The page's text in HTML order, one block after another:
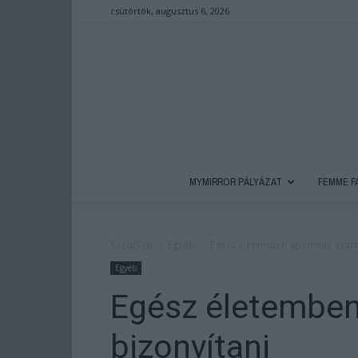
csütörtök, augusztus 6, 2026
MYMIRROR PÁLYÁZAT FEMME
Egyéb
Egész
bizonyítani